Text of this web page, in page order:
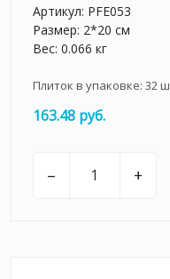
Артикул: PFE053
Размер: 2*20 см
Вес: 0.066 кг
Плиток в упаковке: 32
163.48 руб.
– +